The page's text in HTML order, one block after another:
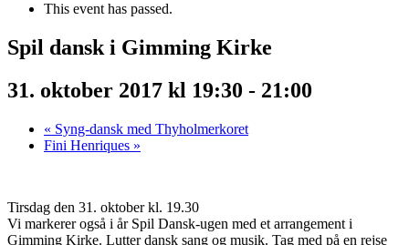
This event has passed.
Spil dansk i Gimming Kirke
31. oktober 2017 kl 19:30 - 21:00
« Syng-dansk med Thyholmerkoret
Fini Henriques »
Tirsdag den 31. oktober kl. 19.30
Vi markerer også i år Spil Dansk-ugen med et arrangement i
Gimming Kirke. Lutter dansk sang og musik. Tag med på en rejse